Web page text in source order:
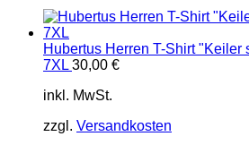
Hubertus Herren T-Shirt "Keiler
7XL 30,00 €
inkl. MwSt.
zzgl. Versandkosten